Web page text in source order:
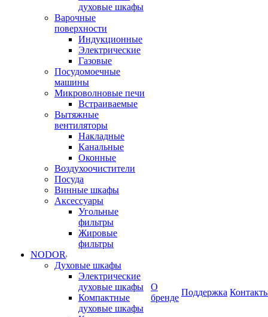
духовые шкафы
Варочные
поверхности
Индукционные
Электрические
Газовые
Посудомоечные
машины
Микроволновые печи
Встраиваемые
Вытяжные
вентиляторы
Накладные
Канальные
Оконные
Воздухоочистители
Посуда
Винные шкафы
Аксессуары
Угольные
фильтры
Жировые
фильтры
NODOR
Духовые шкафы
Электрические
духовые шкафы
Компактные
духовые шкафы
О
бренде
Поддержка